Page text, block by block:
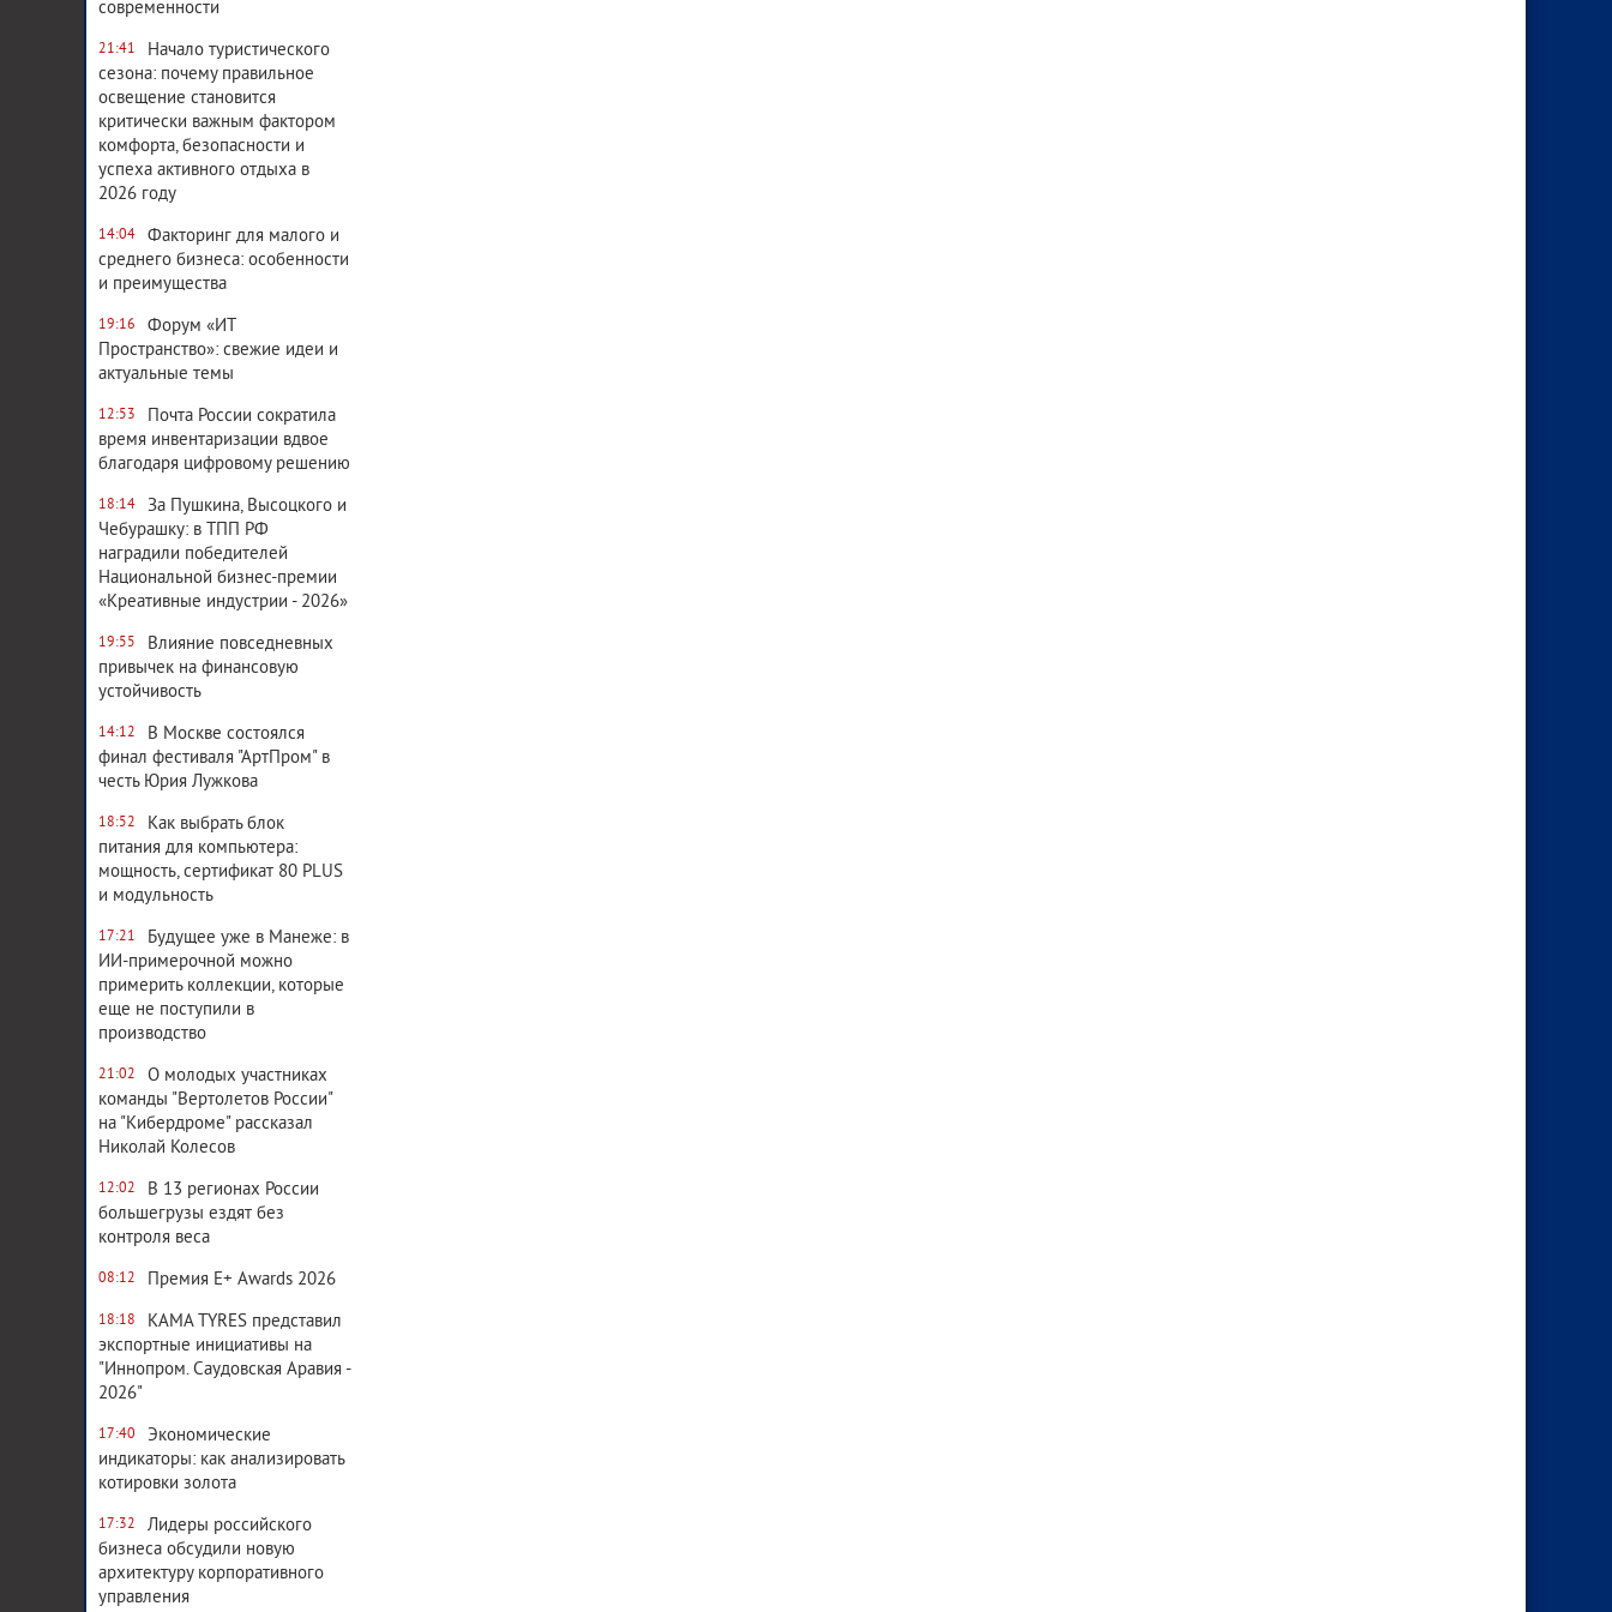
современности
21:41
Начало туристического
сезона: почему правильное
освещение становится
критически важным фактором
комфорта, безопасности и
успеха активного отдыха в
2026 году
14:04
Факторинг для малого и
среднего бизнеса: особенности
и преимущества
19:16
Форум «ИТ
Пространство»: свежие идеи и
актуальные темы
12:53
Почта России сократила
время инвентаризации вдвое
благодаря цифровому решению
18:14
За Пушкина, Высоцкого и
Чебурашку: в ТПП РФ
наградили победителей
Национальной бизнес-премии
«Креативные индустрии - 2026»
19:55
Влияние повседневных
привычек на финансовую
устойчивость
14:12
В Москве состоялся
финал фестиваля "АртПром" в
честь Юрия Лужкова
18:52
Как выбрать блок
питания для компьютера:
мощность, сертификат 80 PLUS
и модульность
17:21
Будущее уже в Манеже: в
ИИ-примерочной можно
примерить коллекции, которые
еще не поступили в
производство
21:02
О молодых участниках
команды "Вертолетов России"
на "Кибердроме" рассказал
Николай Колесов
12:02
В 13 регионах России
большегрузы ездят без
контроля веса
08:12 Премия E+ Awards 2026
18:18
KAMA TYRES представил
экспортные инициативы на
"Иннопром. Саудовская Аравия -
2026"
17:40
Экономические
индикаторы: как анализировать
котировки золота
17:32
Лидеры российского
бизнеса обсудили новую
архитектуру корпоративного
управления